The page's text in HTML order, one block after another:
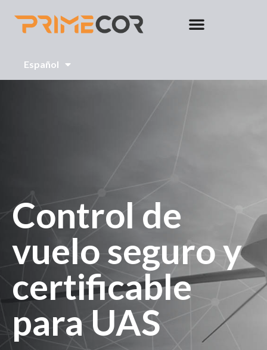
Español
English
Control de
vuelo seguro y
certificable
para UAS